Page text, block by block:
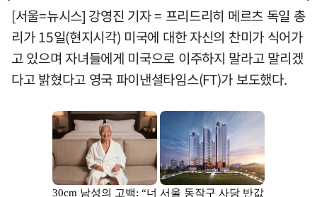
[서울=뉴시스] 강영진 기자 = 프리드리히 메르츠 독일 총
리가 15일(현지시각) 미국에 대한 자신의 찬미가 식어가
고 있으며 자녀들에게 미국으로 이주하지 말라고 말리겠
다고 밝혔다고 영국 파이낸셜타임스(FT)가 보도했다.